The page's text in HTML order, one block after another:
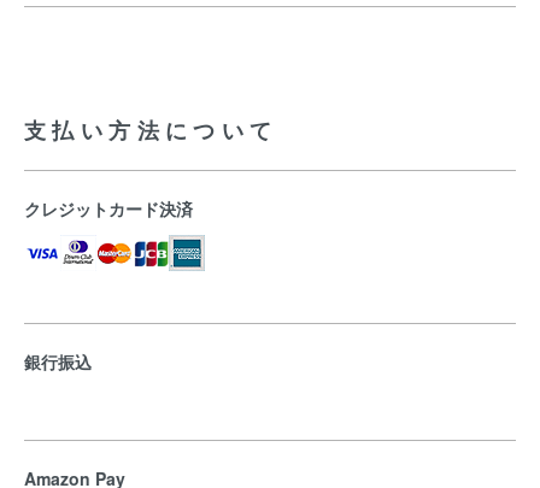
支払い方法について
クレジットカード決済
銀行振込
Amazon Pay